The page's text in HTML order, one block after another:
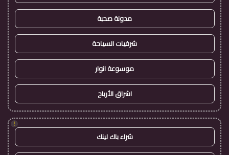
مدونة صحبة
شرقيات السياحة
موسوعة انوار
اشراق الأرباح
!
شراء باك لينك